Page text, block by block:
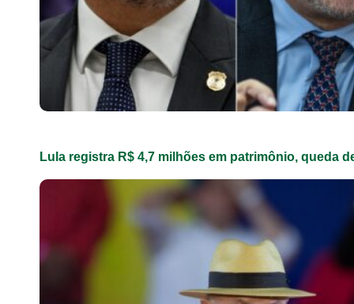
Lula registra R$ 4,7 milhões em patrimônio, queda